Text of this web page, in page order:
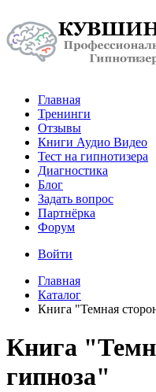
Главная
Тренинги
Отзывы
Книги Аудио Видео
Тест на гипнотизера
Диагностика
Блог
Задать вопрос
Партнёрка
Форум
Войти
Главная
Каталог
Книга "Темная
Книга
гипноза"